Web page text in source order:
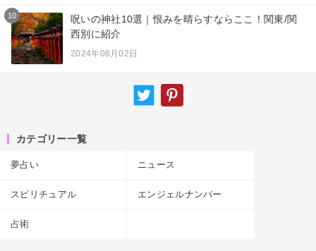
10
呪いの神社10選｜恨みを晴らすならここ！関東/関
西別に紹介
2024年08月02日
カテゴリー一覧
夢占い ニュース
スピリチュアル エンジェルナンバー
占術